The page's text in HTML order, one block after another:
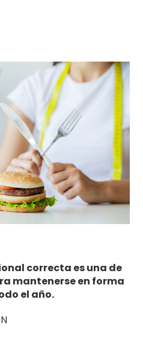
correcta es una de
mantenerse en forma
el año.